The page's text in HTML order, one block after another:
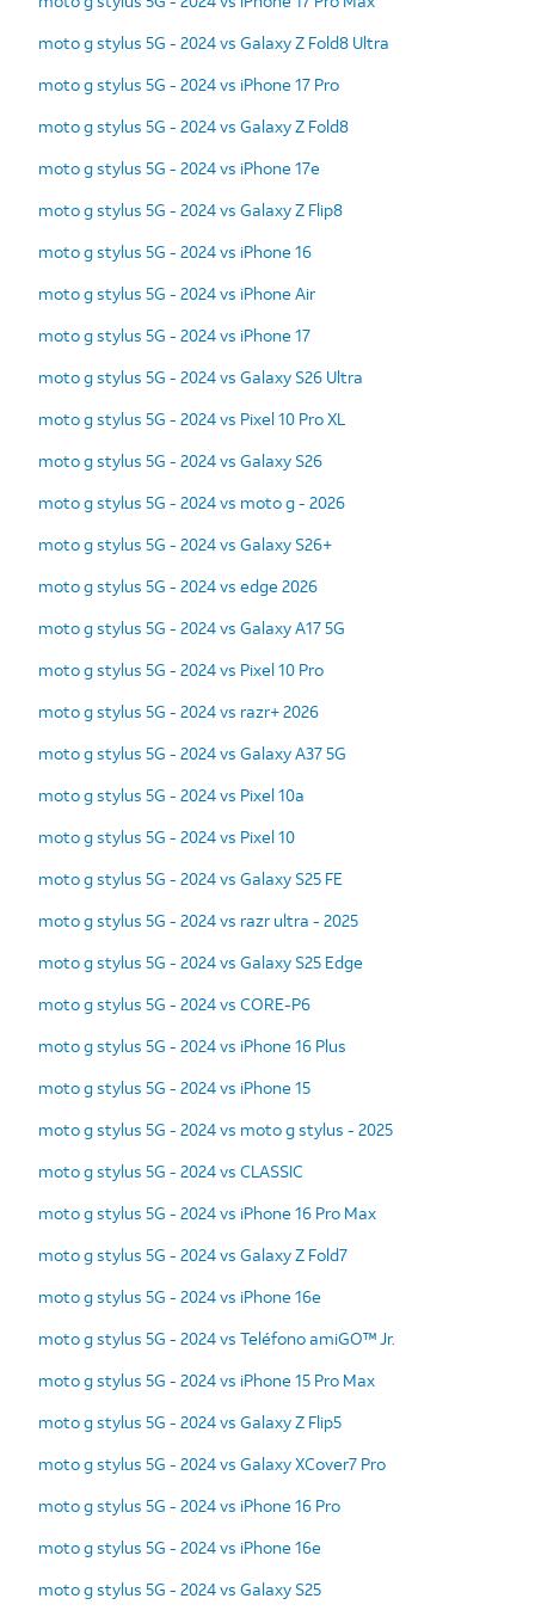
moto g stylus 5G - 2024 vs Galaxy Z Fold8 Ultra
moto g stylus 5G - 2024 vs iPhone 17 Pro
moto g stylus 5G - 2024 vs Galaxy Z Fold8
moto g stylus 5G - 2024 vs iPhone 17e
moto g stylus 5G - 2024 vs Galaxy Z Flip8
moto g stylus 5G - 2024 vs iPhone 16
moto g stylus 5G - 2024 vs iPhone Air
moto g stylus 5G - 2024 vs iPhone 17
moto g stylus 5G - 2024 vs Galaxy S26 Ultra
moto g stylus 5G - 2024 vs Pixel 10 Pro XL
moto g stylus 5G - 2024 vs Galaxy S26
moto g stylus 5G - 2024 vs moto g - 2026
moto g stylus 5G - 2024 vs Galaxy S26+
moto g stylus 5G - 2024 vs edge 2026
moto g stylus 5G - 2024 vs Galaxy A17 5G
moto g stylus 5G - 2024 vs Pixel 10 Pro
moto g stylus 5G - 2024 vs razr+ 2026
moto g stylus 5G - 2024 vs Galaxy A37 5G
moto g stylus 5G - 2024 vs Pixel 10a
moto g stylus 5G - 2024 vs Pixel 10
moto g stylus 5G - 2024 vs Galaxy S25 FE
moto g stylus 5G - 2024 vs razr ultra - 2025
moto g stylus 5G - 2024 vs Galaxy S25 Edge
moto g stylus 5G - 2024 vs CORE-P6
moto g stylus 5G - 2024 vs iPhone 16 Plus
moto g stylus 5G - 2024 vs iPhone 15
moto g stylus 5G - 2024 vs moto g stylus - 2025
moto g stylus 5G - 2024 vs CLASSIC
moto g stylus 5G - 2024 vs iPhone 16 Pro Max
moto g stylus 5G - 2024 vs Galaxy Z Fold7
moto g stylus 5G - 2024 vs iPhone 16e
moto g stylus 5G - 2024 vs Teléfono amiGO™ Jr.
moto g stylus 5G - 2024 vs iPhone 15 Pro Max
moto g stylus 5G - 2024 vs Galaxy Z Flip5
moto g stylus 5G - 2024 vs Galaxy XCover7 Pro
moto g stylus 5G - 2024 vs iPhone 16 Pro
moto g stylus 5G - 2024 vs iPhone 16e
moto g stylus 5G - 2024 vs Galaxy S25